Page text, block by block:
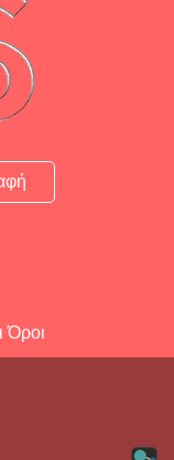
Όροι